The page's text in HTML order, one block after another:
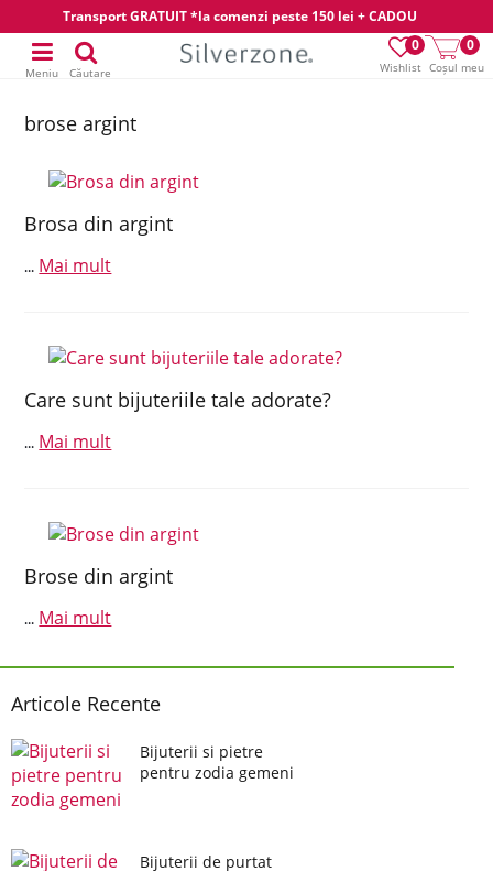
Transport GRATUIT *la comenzi peste 150 lei + CADOU
Wishlist
0
Coșul meu
0
Meniu Căutare
brose argint
Brosa din argint
... Mai mult
Care sunt bijuteriile tale adorate?
... Mai mult
Brose din argint
... Mai mult
Articole Recente
Bijuterii si pietre
pentru zodia gemeni
Bijuterii de purtat